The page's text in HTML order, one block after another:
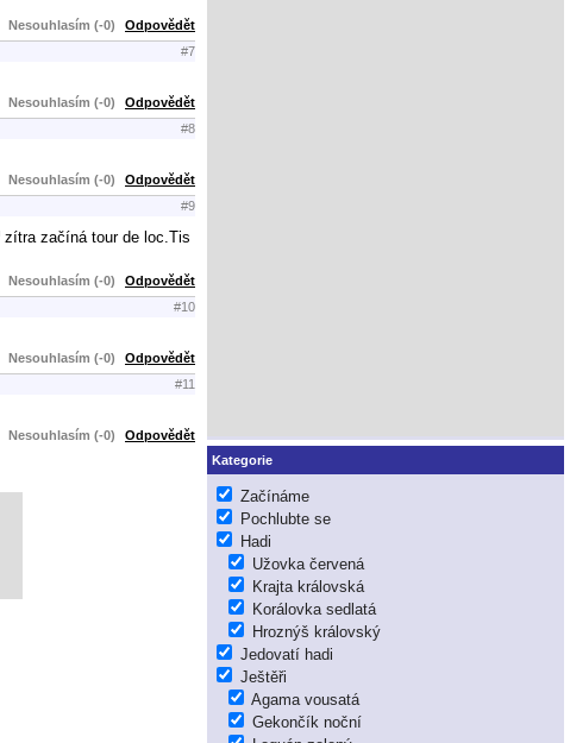
Nesouhlasím (-0) Odpovědět
#7
Nesouhlasím (-0) Odpovědět
#8
Nesouhlasím (-0) Odpovědět
#9
zítra začíná tour de loc.Tis
Nesouhlasím (-0) Odpovědět
#10
Nesouhlasím (-0) Odpovědět
#11
Nesouhlasím (-0) Odpovědět
Kategorie
Začínáme
Pochlubte se
Hadi
Užovka červená
Krajta královská
Korálovka sedlatá
Hroznýš královský
Jedovatí hadi
Ještěři
Agama vousatá
Gekončík noční